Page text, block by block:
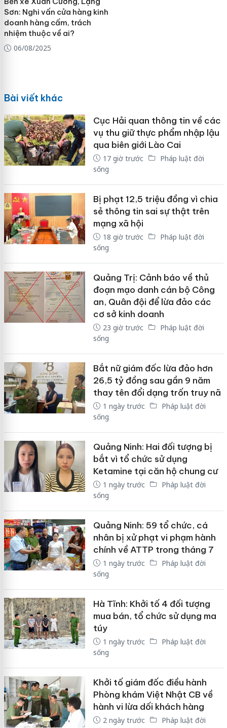
Sơn: Nghi vấn cửa hàng kinh
doanh hàng cấm, trách
nhiệm thuộc về ai?
06/08/2025
Bài viết khác
Cục Hải quan thông tin về các
vụ thu giữ thực phẩm nhập lậu
qua biên giới Lào Cai
17 giờ trước
Pháp luật đời
sống
Bị phạt 12,5 triệu đồng vì chia
sẻ thông tin sai sự thật trên
mạng xã hội
18 giờ trước
Pháp luật đời
sống
Quảng Trị: Cảnh báo về thủ
đoạn mạo danh cán bộ Công
an, Quân đội để lừa đảo các
cơ sở kinh doanh
23 giờ trước
Pháp luật đời
sống
Bắt nữ giám đốc lừa đảo hơn
26,5 tỷ đồng sau gần 9 năm
thay tên đổi dạng trốn truy nã
1 ngày trước
Pháp luật đời
sống
Quảng Ninh: Hai đối tượng bị
bắt vì tổ chức sử dụng
Ketamine tại căn hộ chung cư
1 ngày trước
Pháp luật đời
sống
Quảng Ninh: 59 tổ chức, cá
nhân bị xử phạt vi phạm hành
chính về ATTP trong tháng 7
1 ngày trước
Pháp luật đời
sống
Hà Tĩnh: Khởi tố 4 đối tượng
mua bán, tổ chức sử dụng ma
túy
1 ngày trước
Pháp luật đời
sống
Khởi tố giám đốc điều hành
Phòng khám Việt Nhật CB về
hành vi lừa dối khách hàng
2 ngày trước
Pháp luật đời